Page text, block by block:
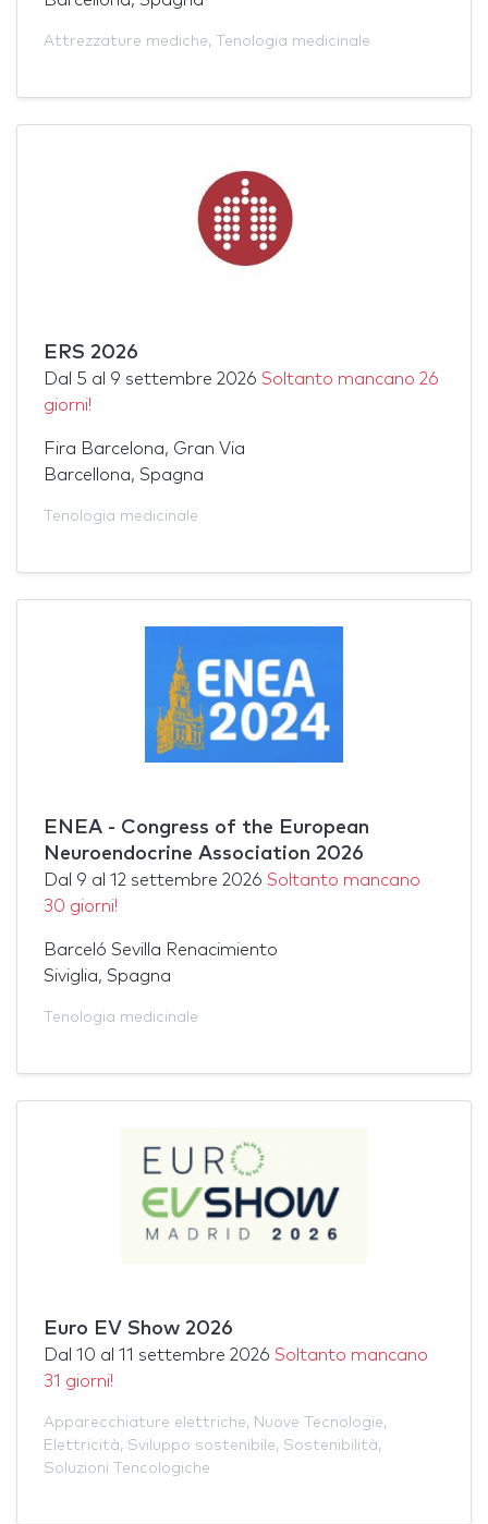
Attrezzature mediche, Tenologia medicinale
ERS 2026
Dal 5 al 9 settembre 2026 Soltanto mancano 26
giorni!
Fira Barcelona, Gran Via
Barcellona, Spagna
Tenologia medicinale
ENEA - Congress of the European
Neuroendocrine Association 2026
Dal 9 al 12 settembre 2026 Soltanto mancano
30 giorni!
Barceló Sevilla Renacimiento
Siviglia, Spagna
Tenologia medicinale
Euro EV Show 2026
Dal 10 al 11 settembre 2026 Soltanto mancano
31 giorni!
Apparecchiature elettriche, Nuove Tecnologie,
Elettricità, Sviluppo sostenibile, Sostenibilità,
Soluzioni Tencologiche